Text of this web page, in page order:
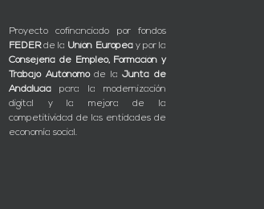
Proyecto cofinanciado por fondos
FEDERde la Unión Europeay por la
Consejería de Empleo, Formación y
Trabajo Autónomode laJunta de
Andalucía para la modernización
digital y la mejora de la
competitividad de las entidades de
economía social.